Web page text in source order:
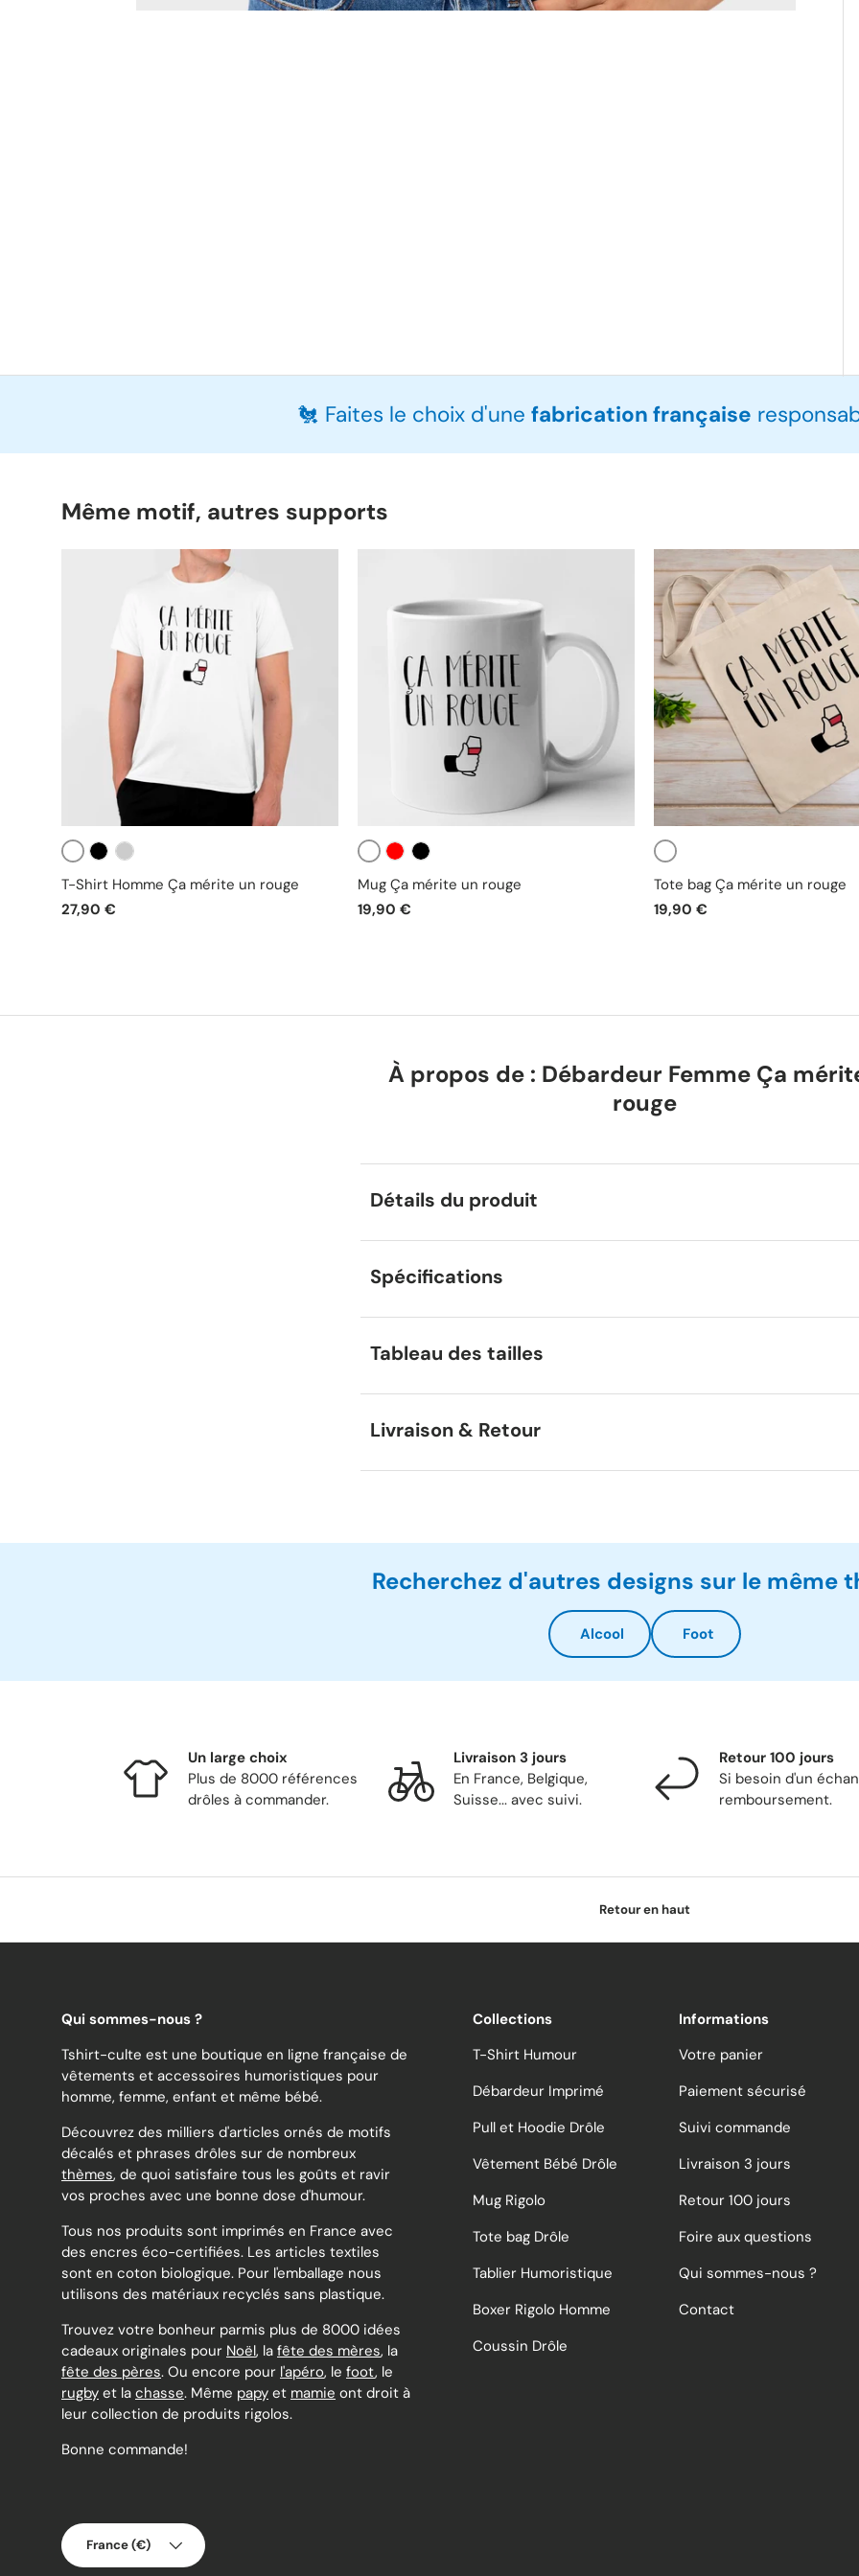
🐔 Faites le choix d'une fabrication française
Même motif, autres supports
Blanc
T-Shirt Homme Ça mérite un rouge
27,90 €
Blanc
Mug Ça mérite un rouge
19,90 €
Blanc
Tote bag Ça mérite un rouge
19,90 €
À propos de : Débardeur Femme Ça
rouge
Détails du produit
Spécifications
Tableau des tailles
Livraison & Retour
Recherchez d'autres designs sur le même
Alcool Foot
Un large choix
Plus de 8000 références
drôles à commander.
Livraison 3 jours
En France, Belgique,
Suisse... avec suivi.
Retour 100 jours
Si besoin d'un
remboursement.
Retour en haut
Qui sommes-nous ?
Tshirt-culte est une boutique en ligne française de
vêtements et accessoires humoristiques pour
homme, femme, enfant et même bébé.
Découvrez des milliers d'articles ornés de motifs
décalés et phrases drôles sur de nombreux
thèmes, de quoi satisfaire tous les goûts et ravir
vos proches avec une bonne dose d'humour.
Tous nos produits sont imprimés en France avec
des encres éco-certifiées. Les articles textiles
sont en coton biologique. Pour l'emballage nous
utilisons des matériaux recyclés sans plastique.
Trouvez votre bonheur parmis plus de 8000 idées
cadeaux originales pour Noël, la fête des mères, la
fête des pères. Ou encore pour l'apéro, le foot, le
rugby et la chasse. Même papy et mamie ont droit à
leur collection de produits rigolos.
Bonne commande!
Collections
T-Shirt Humour
Débardeur Imprimé
Pull et Hoodie Drôle
Vêtement Bébé Drôle
Mug Rigolo
Tote bag Drôle
Tablier Humoristique
Boxer Rigolo Homme
Coussin Drôle
Informations
Votre panier
Paiement sécurisé
Suivi commande
Livraison 3 jours
Retour 100 jours
Foire aux questions
Qui sommes-nous ?
Contact
Pays
France (€)